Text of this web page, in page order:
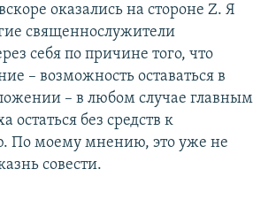
оказались на стороне Z. Я
священнослужители
себя по причине того, что
– возможность оставаться в
– в любом случае главным
остаться без средств к
По моему мнению, это уже не
совести.